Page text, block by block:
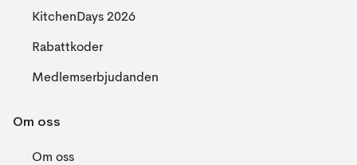
KitchenDays 2026
Rabattkoder
Medlemserbjudanden
Om oss
Om oss